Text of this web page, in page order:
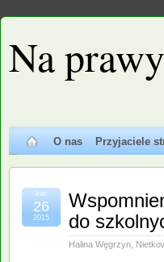
Na
O nas Przyjaciele
do
Halina Węgrzyn
kwi
26
2015